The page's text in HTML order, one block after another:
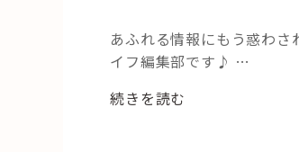
あふれる情報にもう惑わ
イフ編集部です♪ …
“実
続きを読む